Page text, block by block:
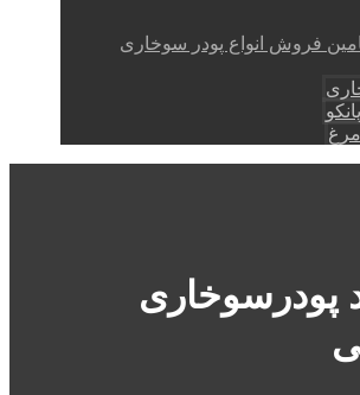
فروش انواع پودر سوخاری
پودرسوخاری